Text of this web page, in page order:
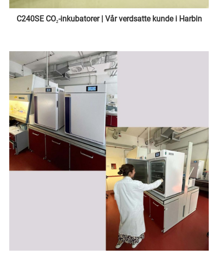
C240SE CO₂-inkubatorer | Vår verdsatte kunde i Harbin